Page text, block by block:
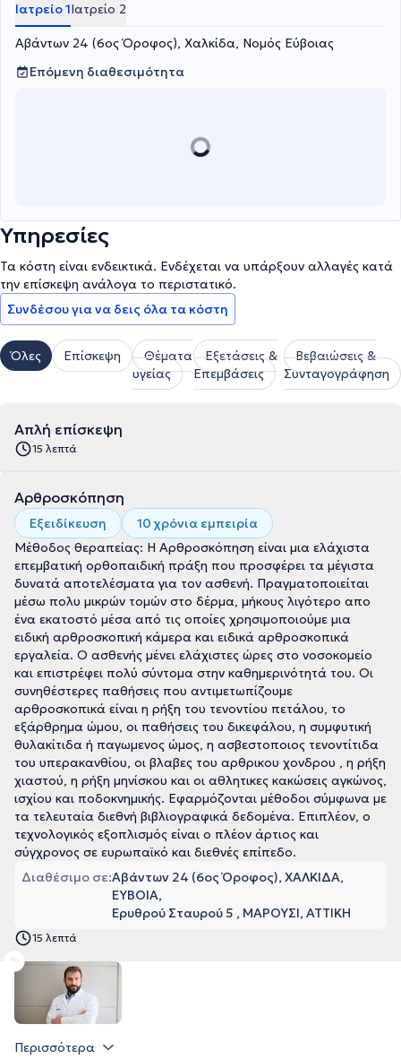
Ιατρείο 1Ιατρείο 2
Αβάντων 24 (6ος Όροφος), Χαλκίδα, Νομός Εύβοιας
Επόμενη διαθεσιμότητα
Υπηρεσίες
Τα κόστη είναι ενδεικτικά. Ενδέχεται να υπάρξουν αλλαγές κατά
την επίσκεψη ανάλογα το περιστατικό.
Συνδέσου για να δεις όλα τα κόστη
Όλες Επίσκεψη
Θέματα
υγείας
Εξετάσεις &
Επεμβάσεις
Βεβαιώσεις &
Συνταγογράφηση
Απλή επίσκεψη
15 λεπτά
Αρθροσκόπηση
Εξειδίκευση
10 χρόνια εμπειρία
Μέθοδος θεραπείας: Η Αρθροσκόπηση είναι μια ελάχιστα
επεμβατική ορθοπαιδική πράξη που προσφέρει τα μέγιστα
δυνατά αποτελέσματα για τον ασθενή. Πραγματοποιείται
μέσω πολυ μικρών τομών στο δέρμα, μήκους λιγότερο απο
ένα εκατοστό μέσα από τις οποίες χρησιμοποιούμε μια
ειδική αρθροσκοπική κάμερα και ειδικά αρθροσκοπικά
εργαλεία. Ο ασθενής μένει ελάχιστες ώρες στο νοσοκομείο
και επιστρέφει πολύ σύντομα στην καθημερινότητά του. Οι
συνηθέστερες παθήσεις που αντιμετωπίζουμε
αρθροσκοπικά είναι η ρήξη του τενοντίου πετάλου, το
εξάρθρημα ώμου, οι παθήσεις του δικεφάλου, η συμφυτική
θυλακίτιδα ή παγωμενος ώμος, η ασβεστοποιος τενοντίτιδα
του υπερακανθίου, οι βλαβες του αρθρικου χονδρου , η ρήξη
χιαστού, η ρήξη μηνίσκου και οι αθλητικες κακώσεις αγκώνος,
ισχίου και ποδοκνημικής. Εφαρμόζονται μέθοδοι σύμφωνα με
τα τελευταία διεθνή βιβλιογραφικά δεδομένα. Επιπλέον, ο
τεχνολογικός εξοπλισμός είναι ο πλέον άρτιος και
σύγχρονος σε ευρωπαϊκό και διεθνές επίπεδο.
Διαθέσιμο σε:Αβάντων 24 (6ος Όροφος), ΧΑΛΚΙΔΑ,
ΕΥΒΟΙΑ
Ερυθρού Σταυρού 5 , ΜΑΡΟΥΣΙ, ΑΤΤΙΚΗ
15 λεπτά
Περισσότερα